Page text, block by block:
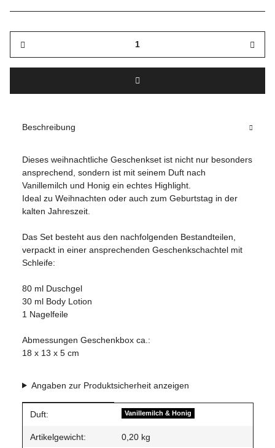
Beschreibung
Dieses weihnachtliche Geschenkset ist nicht nur besonders
ansprechend, sondern ist mit seinem Duft nach
Vanillemilch und Honig ein echtes Highlight.
Ideal zu Weihnachten oder auch zum Geburtstag in der
kalten Jahreszeit.
Das Set besteht aus den nachfolgenden Bestandteilen,
verpackt in einer ansprechenden Geschenkschachtel mit
Schleife:
80 ml Duschgel
30 ml Body Lotion
1 Nagelfeile
Abmessungen Geschenkbox ca.:
18 x 13 x 5 cm
Angaben zur Produktsicherheit anzeigen
Produkteigenschaft
Wert
Duft: Vanillemilch & Honig
Artikelgewicht: 0,20 kg